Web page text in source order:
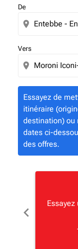
De
location_on
Vers
location_on
Essayez de
itinéraire
destination) ou
dates ci-
des offres.
chevron_left